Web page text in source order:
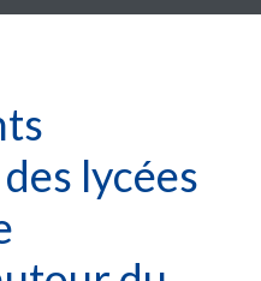
la
lycées